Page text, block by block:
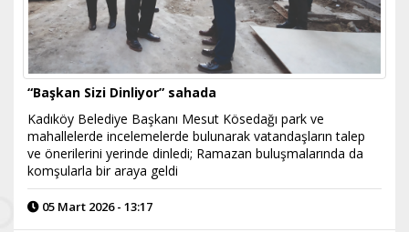
“Başkan Sizi Dinliyor” sahada
Kadıköy Belediye Başkanı Mesut Kösedağı park ve
mahallelerde incelemelerde bulunarak vatandaşların talep
ve önerilerini yerinde dinledi; Ramazan buluşmalarında da
komşularla bir araya geldi
05 Mart 2026 - 13:17